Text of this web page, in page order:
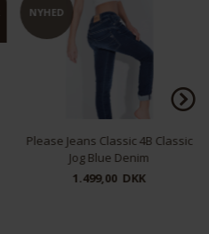
NYHED
Please Jeans Classic 4B Classic
Jog Blue Denim
1.499,00 DKK